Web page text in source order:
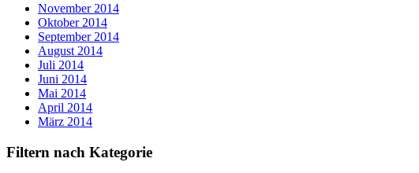
November 2014
Oktober 2014
September 2014
August 2014
Juli 2014
Juni 2014
Mai 2014
April 2014
März 2014
Filtern nach Kategorie